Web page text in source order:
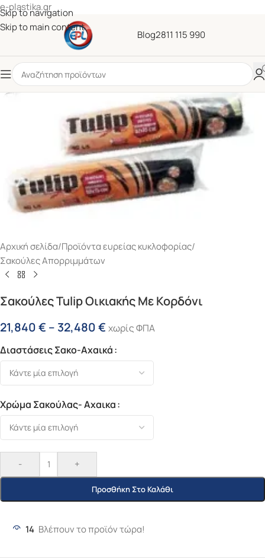
e-plastika.gr
Skip to navigation
Skip to main content
Blog2811 115 990
Αρχική σελίδα/Προϊόντα ευρείας κυκλοφορίας/
Σακούλες Απορριμμάτων
Σακούλες Tulip Οικιακής Με Κορδόνι
21,840€ – 32,480€ χωρίς ΦΠΑ
Διαστάσεις Σακο-Αχαικά
Xρώμα Σακούλας- Αχαικα
- +
Προσθήκη Στο Καλάθι
14 Βλέπουν το προϊόν τώρα!